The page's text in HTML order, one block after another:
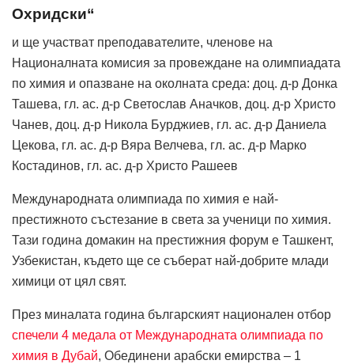
Охридски“
и ще участват преподавателите, членове на
Националната комисия за провеждане на олимпиадата
по химия и опазване на околната среда: доц. д-р Донка
Ташева, гл. ас. д-р Светослав Аначков, доц. д-р Христо
Чанев, доц. д-р Никола Бурджиев, гл. ас. д-р Даниела
Цекова, гл. ас. д-р Вяра Велчева, гл. ас. д-р Марко
Костадинов, гл. ас. д-р Христо Рашеев
Международната олимпиада по химия е най-
престижното състезание в света за ученици по химия.
Тази година домакин на престижния форум е Ташкент,
Узбекистан, където ще се съберат най-добрите млади
химици от цял свят.
През миналата година българският национален отбор
спечели 4 медала от Международната олимпиада по
химия в Дубай, Обединени арабски емирства – 1